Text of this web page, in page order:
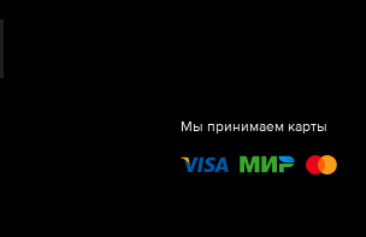
Мы принимаем карты